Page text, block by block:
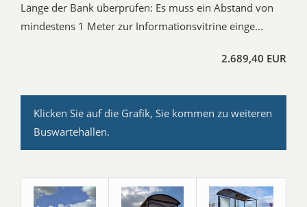
Länge der Bank überprüfen: Es muss ein Abstand von
mindestens 1 Meter zur Informationsvitrine einge...
2.689,40 EUR
Klicken Sie auf die Grafik, Sie kommen zu weiteren
Buswartehallen.